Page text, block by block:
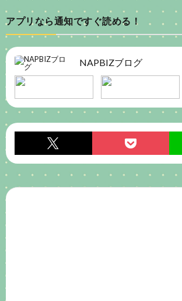
アプリなら通知ですぐ読める！
NAPBIZブログ